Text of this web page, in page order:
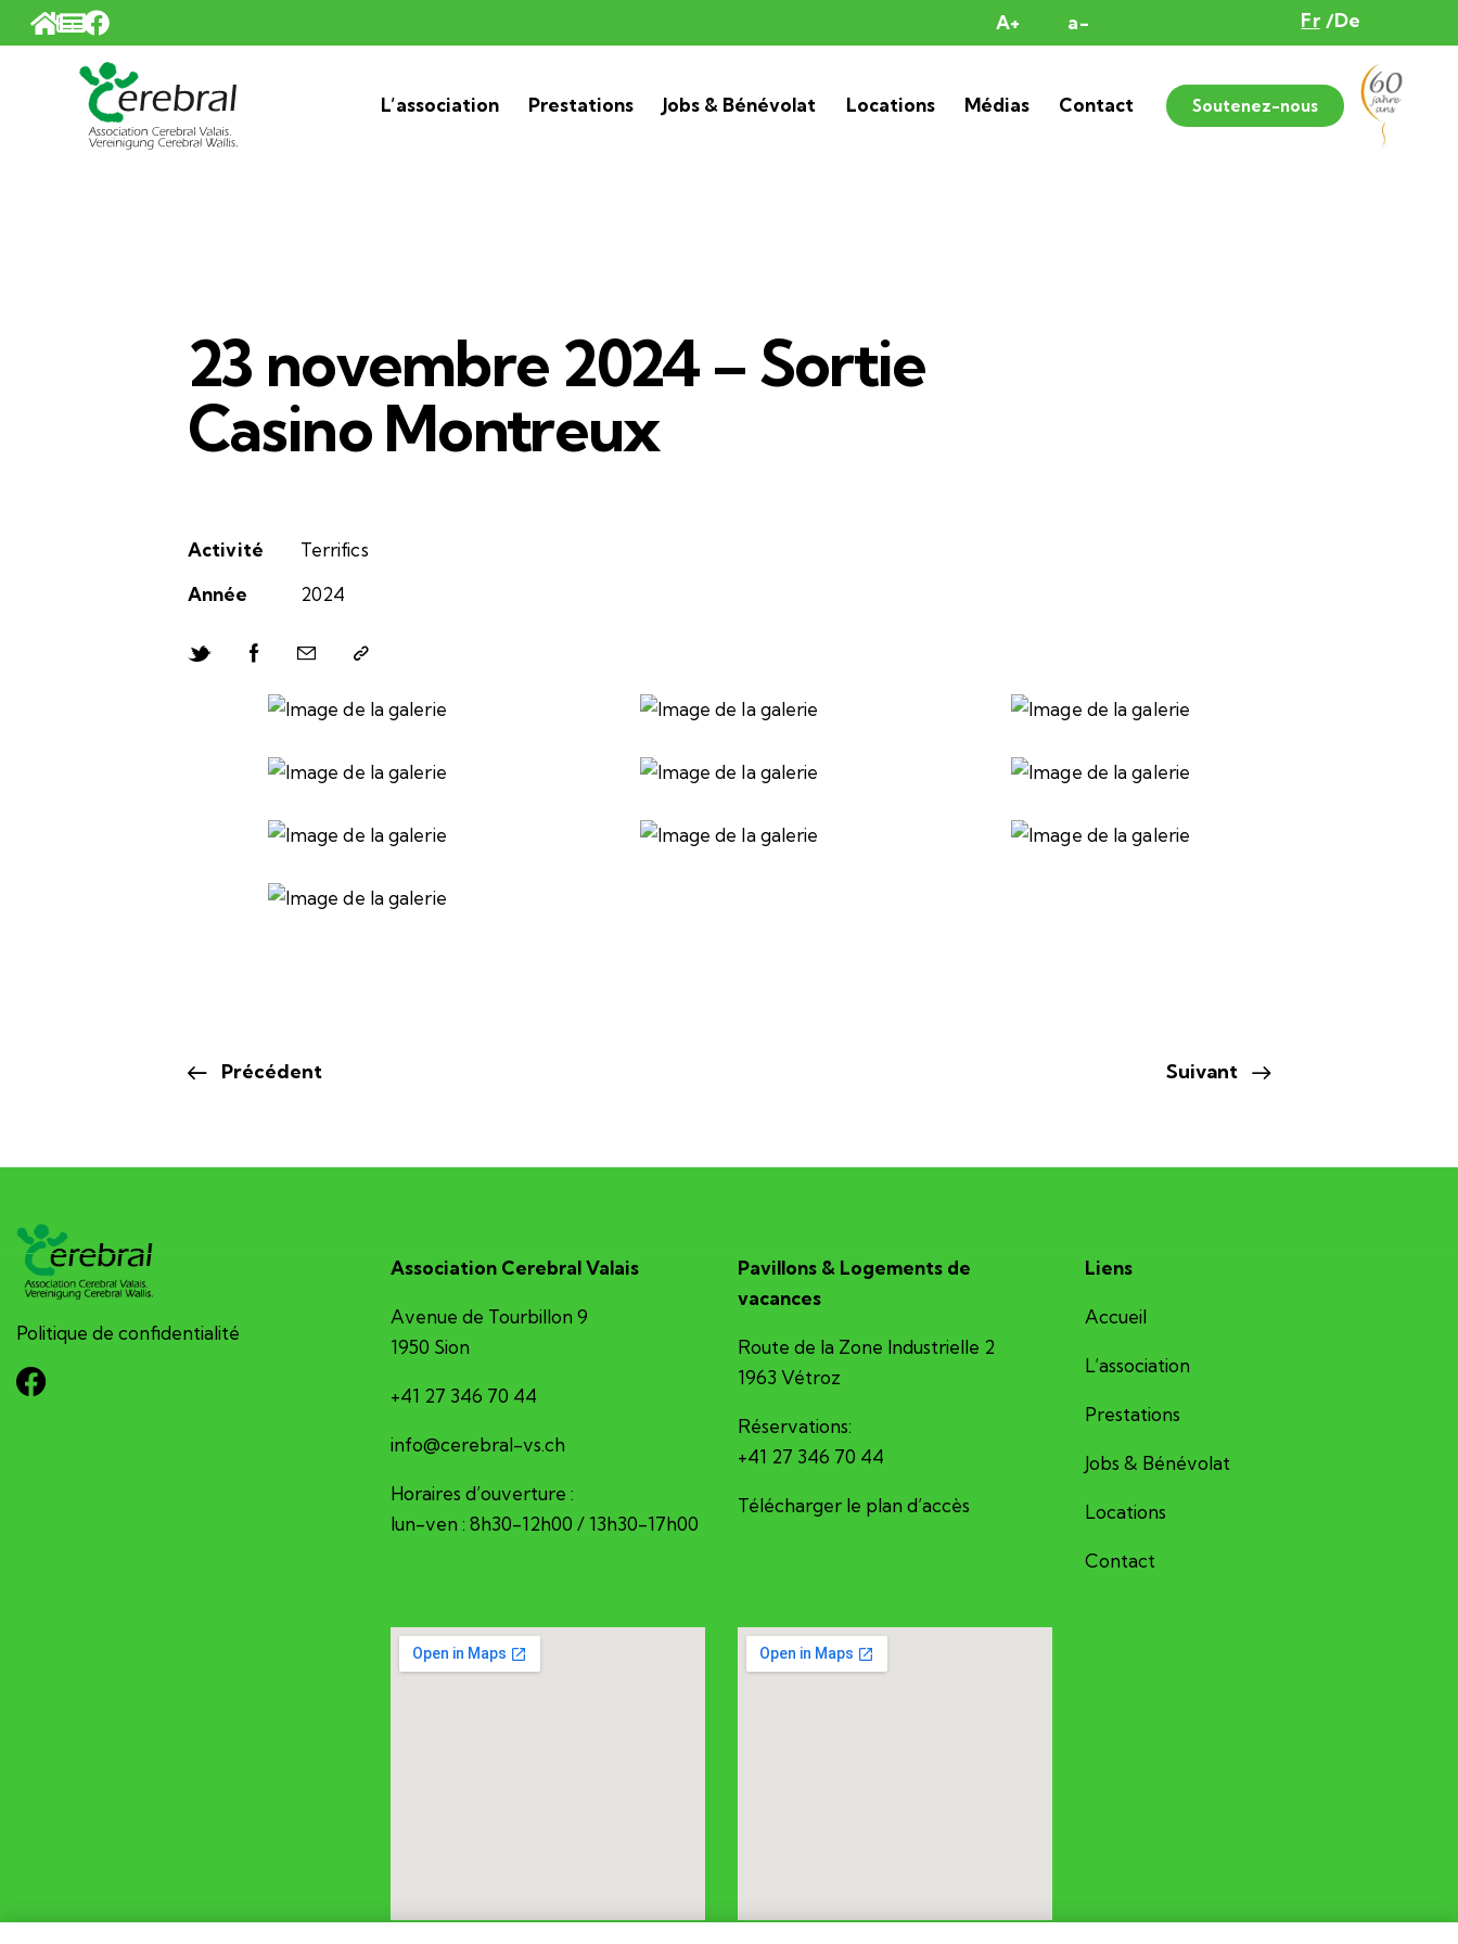
A+ a- Fr De
L’association Prestations Jobs & Bénévolat Locations Médias Contact Soutenez-nous
23 novembre 2024 – Sortie
Casino Montreux
Activité
Terrifics
Année
2024
Précédent Suivant
Politique de confidentialité
Association Cerebral Valais
Avenue de Tourbillon 9
1950 Sion
+41 27 346 70 44
hc.sv-larberec@ofni
Horaires d’ouverture :
lun-ven : 8h30-12h00 / 13h30-17h00
Pavillons & Logements de
vacances
Route de la Zone Industrielle 2
1963 Vétroz
Réservations:
+41 27 346 70 44
Télécharger le plan d’accès
Liens
Accueil
L’association
Prestations
Jobs & Bénévolat
Locations
Contact
Panneau de gestion des cookies